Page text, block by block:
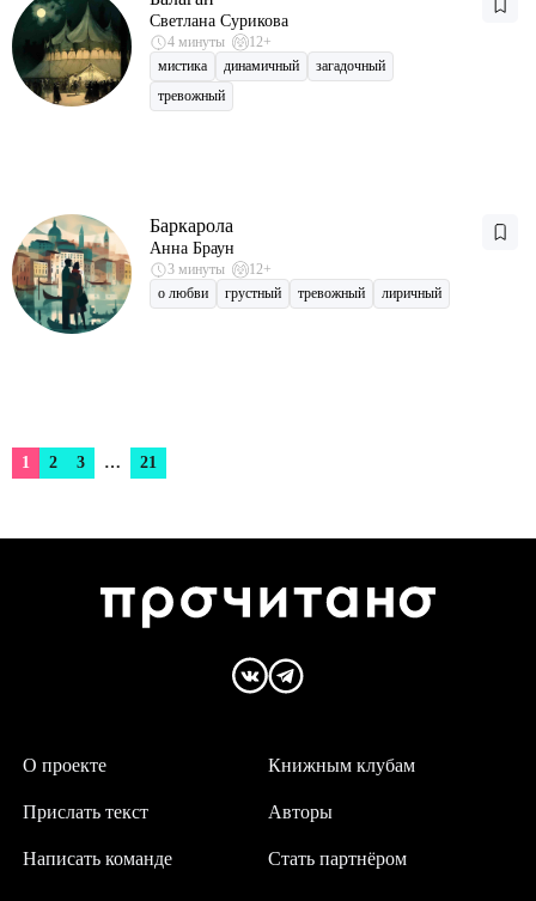
Светлана Сурикова
4 минуты
12+
мистика
динамичный
загадочный
тревожный
Баркарола
Анна Браун
3 минуты
12+
о любви
грустный тревожный лиричный
1 2 3 … 21
О проекте
Написать команде
Авторы
Прислать текст
Книжным клубам
Стать партнёром